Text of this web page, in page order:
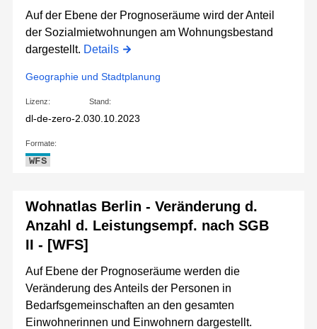
Auf der Ebene der Prognoseräume wird der Anteil
der Sozialmietwohnungen am Wohnungsbestand
dargestellt. Details
Geographie und Stadtplanung
Lizenz:
dl-de-zero-2.0
Stand:
30.10.2023
Formate:
WFS
Wohnatlas Berlin - Veränderung d.
Anzahl d. Leistungsempf. nach SGB
II - [WFS]
Auf Ebene der Prognoseräume werden die
Veränderung des Anteils der Personen in
Bedarfsgemeinschaften an den gesamten
Einwohnerinnen und Einwohnern dargestellt.